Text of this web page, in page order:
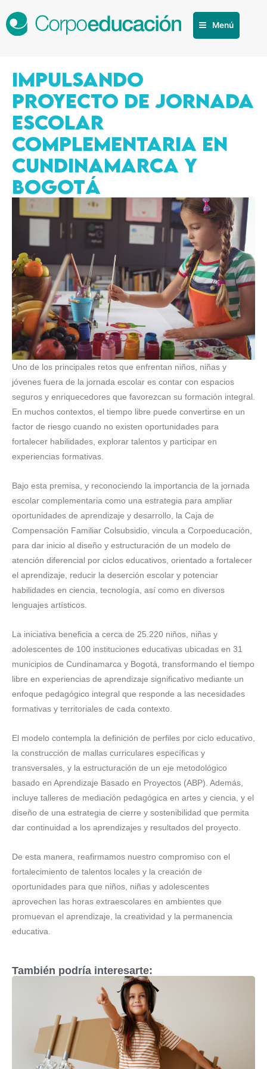
Menú
IMPULSANDO
PROYECTO DE JORNADA
ESCOLAR
COMPLEMENTARIA EN
CUNDINAMARCA Y
BOGOTÁ
Uno de los principales retos que enfrentan niños, niñas y
jóvenes fuera de la jornada escolar es contar con espacios
seguros y enriquecedores que favorezcan su formación integral.
En muchos contextos, el tiempo libre puede convertirse en un
factor de riesgo cuando no existen oportunidades para
fortalecer habilidades, explorar talentos y participar en
experiencias formativas.
Bajo esta premisa, y reconociendo la importancia de la jornada
escolar complementaria como una estrategia para ampliar
oportunidades de aprendizaje y desarrollo, la Caja de
Compensación Familiar Colsubsidio, vincula a Corpoeducación,
para dar inicio al diseño y estructuración de un modelo de
atención diferencial por ciclos educativos, orientado a fortalecer
el aprendizaje, reducir la deserción escolar y potenciar
habilidades en ciencia, tecnología, así como en diversos
lenguajes artísticos.
La iniciativa beneficia a cerca de 25.220 niños, niñas y
adolescentes de 100 instituciones educativas ubicadas en 31
municipios de Cundinamarca y Bogotá, transformando el tiempo
libre en experiencias de aprendizaje significativo mediante un
enfoque pedagógico integral que responde a las necesidades
formativas y territoriales de cada contexto.
El modelo contempla la definición de perfiles por ciclo educativo,
la construcción de mallas curriculares específicas y
transversales, y la estructuración de un eje metodológico
basado en Aprendizaje Basado en Proyectos (ABP). Además,
incluye talleres de mediación pedagógica en artes y ciencia, y el
diseño de una estrategia de cierre y sostenibilidad que permita
dar continuidad a los aprendizajes y resultados del proyecto.
De esta manera, reafirmamos nuestro compromiso con el
fortalecimiento de talentos locales y la creación de
oportunidades para que niños, niñas y adolescentes
aprovechen las horas extraescolares en ambientes que
promuevan el aprendizaje, la creatividad y la permanencia
educativa.
También podría interesarte: